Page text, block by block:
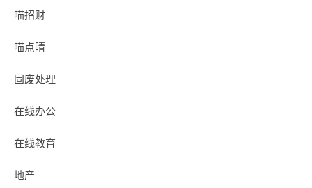
喵招财
喵点睛
固废处理
在线办公
在线教育
地产